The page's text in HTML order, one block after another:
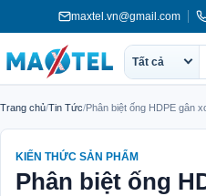
tới
nội
maxtel.vn@gmail.com
Phạm
tìm
Tất cả
Tìm
Trang chủ/Tin Tức/Phân biệt ống HDPE gân
KIẾN THỨC SẢN PHẨM
Phân biệt ống